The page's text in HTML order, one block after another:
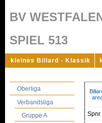
BV
SPIEL 513
kleines Billard - Klassik
Oberliga
Verbandsliga
Gruppe A
Spnr